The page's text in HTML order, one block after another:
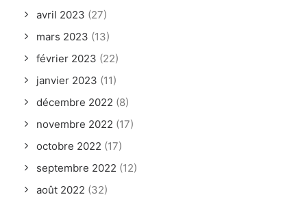
avril 2023 (27)
mars 2023 (13)
février 2023 (22)
janvier 2023 (11)
décembre 2022 (8)
novembre 2022 (17)
octobre 2022 (17)
septembre 2022 (12)
août 2022 (32)